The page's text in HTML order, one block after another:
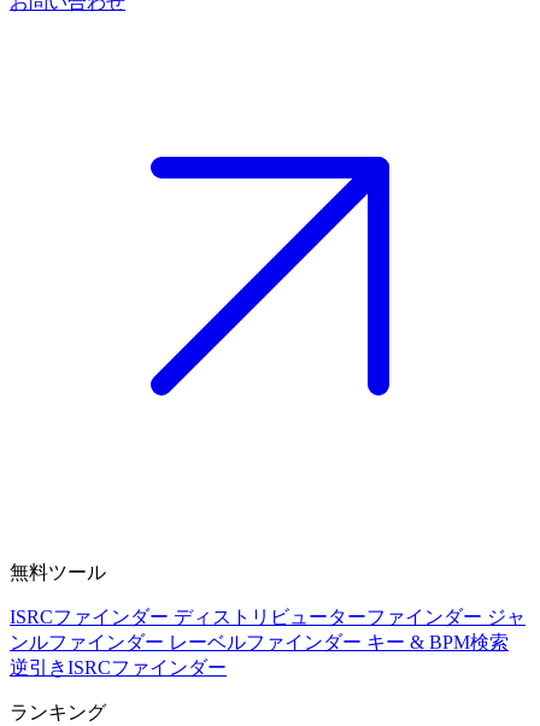
無料ツール
ISRCファインダー ディストリビューターファインダー ジャ
ンルファインダー レーベルファインダー キー & BPM検索
逆引きISRCファインダー
ランキング